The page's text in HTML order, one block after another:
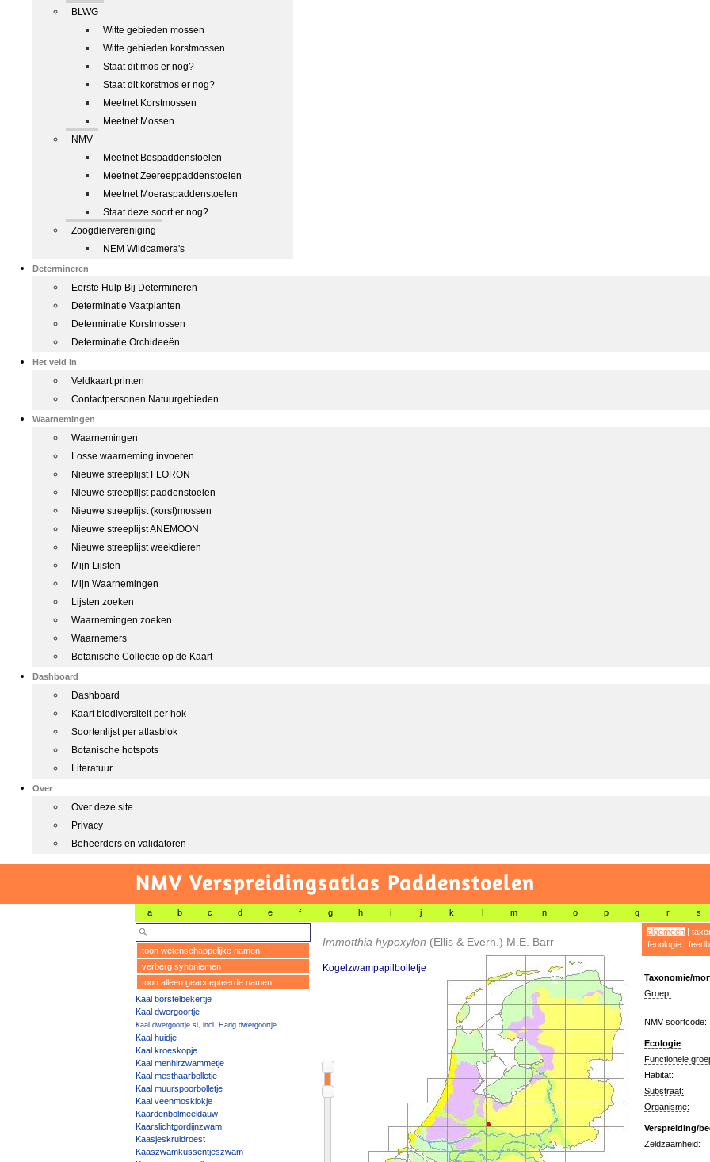
BLWG
Witte gebieden mossen
Witte gebieden korstmossen
Staat dit mos er nog?
Staat dit korstmos er nog?
Meetnet Korstmossen
Meetnet Mossen
NMV
Meetnet Bospaddenstoelen
Meetnet Zeereeppaddenstoelen
Meetnet Moeraspaddenstoelen
Staat deze soort er nog?
Zoogdiervereniging
NEM Wildcamera's
Determineren
Eerste Hulp Bij Determineren
Determinatie Vaatplanten
Determinatie Korstmossen
Determinatie Orchideeën
Het veld in
Veldkaart printen
Contactpersonen Natuurgebieden
Waarnemingen
Waarnemingen
Losse waarneming invoeren
Nieuwe streeplijst FLORON
Nieuwe streeplijst paddenstoelen
Nieuwe streeplijst (korst)mossen
Nieuwe streeplijst ANEMOON
Nieuwe streeplijst weekdieren
Mijn Lijsten
Mijn Waarnemingen
Lijsten zoeken
Waarnemingen zoeken
Waarnemers
Botanische Collectie op de Kaart
Dashboard
Dashboard
Kaart biodiversiteit per hok
Soortenlijst per atlasblok
Botanische hotspots
Literatuur
Over
Over deze site
Privacy
Beheerders en validatoren
NMV Verspreidingsatlas Paddenstoelen
a b c d e f g h i j k l m n o p q r s
toon wetenschappelijke namen
verberg synoniemen
toon alleen geaccepteerde namen
Kaal borstelbekertje
Kaal dwergoortje
Kaal dwergoortje sl, incl. Harig dwergoortje
Kaal huidje
Kaal kroeskopje
Kaal menhirzwammetje
Kaal mesthaarbolletje
Kaal muurspoorbolletje
Kaal veenmosklokje
Kaardenbolmeeldauw
Kaarslichtgordijnzwam
Kaasjeskruidroest
Kaaszwamkussentjeszwam
Immotthia hypoxylon (Ellis & Everh.) M.E. Barr
Kogelzwampapilbolletje
algemeen|
fenologie|
Taxonomie/
Groep:
NMV soortcode:
Ecologie
Functionele
Habitat:
Substraat:
Organisme:
Verspreiding/
Zeldzaamheid: